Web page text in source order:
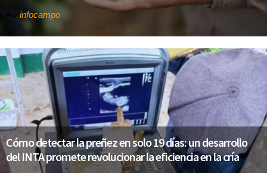
Por infocampo
Cómo detectar la preñez en solo 19 días: un desarrollo
del INTA promete revolucionar la eficiencia en la cría